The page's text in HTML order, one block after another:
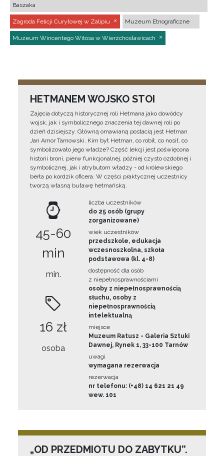
Baszaka
Zagroda Felicji Curyłowej w Zalipiu Muzeum Etnograficzne
Muzeum Wincentego Witosa w Wierzchosławicach
HETMANEM WOJSKO STOI
Zajęcia dotyczą historycznej roli Hetmana jako dowódcy
wojsk, jak i symbolicznego znaczenia tej dawnej roli po
dzień dzisiejszy. Główną omawianą postacią jest Hetman
Jan Amor Tarnowski. Kim był Hetman, co robił, co nosił, co
symbolizowało jego władze? Część lekcji jest poświęcona
historii broni, pierw funkcjonalnej, później czysto ozdobnej i
symbolicznej, jak i atrybutom władzy - od królewskiego
berła po kordzik oficera. W części praktycznej uczestnicy
tworzą własną buławę hetmańską.
45-60
min
min.
16 zł
osoba
liczba uczestników
do 25 osób (grupy
zorganizowane)
wiek uczestników
przedszkole, edukacja
wczesnoszkolna, szkoła
podstawowa (kl. 4-8)
dostępność dla osób
z niepełnosprawnościami
osoby z niepełnosprawnością
słuchu, osoby z
niepełnosprawnością
intelektualną
miejsce
Muzeum Ratusz - Galeria Sztuki
Dawnej, Rynek 1, 33-100 Tarnów
uwagi
wymagana rezerwacja
rezerwacja
nr telefonu: (+48) 14 621 21 49
wew. 101
„OD PRZEDMIOTU DO ZABYTKU”.